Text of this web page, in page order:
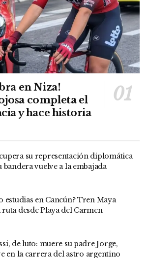
en Niza!
completa el
y hace historia
su representación diplomática
bandera vuelve a la embajada
estudias en Cancún? Tren Maya
desde Playa del Carmen
de luto: muere su padre Jorge,
en la carrera del astro argentino